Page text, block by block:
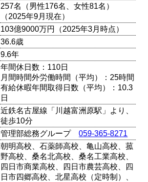
257名（男性176名、女性81名）
（2025年9月現在）
103億9000万円（2025年3月時点）
36.6歳
9.6年
年間休日数：110日
月間時間外労働時間（平均）：25時間
有給休暇年間取得日数（平均）：10.3
日
近鉄名古屋線「川越富洲原駅」より、
徒歩10分
管理部総務グループ059-365-8271
朝明高校、石薬師高校、亀山高校、菰
野高校、桑名北高校、桑名工業高校、
四日市商業高校、四日市農芸高校、四
日市四郷高校、北星高校（定時制）、